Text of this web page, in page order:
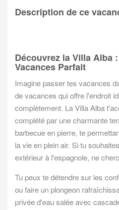
Description de ce
Découvrez la Villa Alba
Vacances Parfait
Imagine passer tes vacances
de vacances qui offre l'endroit
complètement. La Villa Alba
complété par une charmante
barbecue en pierre, te
la vie en plein air. Si tu
extérieur à l'espagnole, ne
Tu peux te détendre sur les
ou faire un plongeon
privée d'eau salée avec